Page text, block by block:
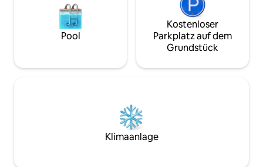
Pool
Kostenloser
Parkplatz auf dem
Grundstück
Klimaanlage